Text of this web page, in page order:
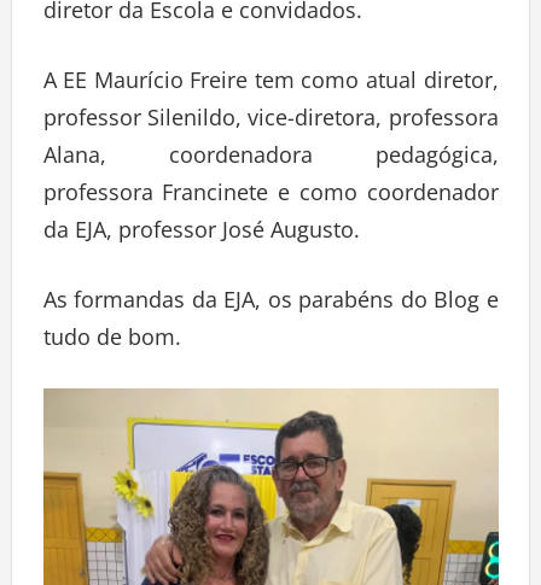
diretor da Escola e convidados.
A EE Maurício Freire tem como atual diretor,
professor Silenildo, vice-diretora, professora
Alana, coordenadora pedagógica,
professora Francinete e como coordenador
da EJA, professor José Augusto.
As formandas da EJA, os parabéns do Blog e
tudo de bom.